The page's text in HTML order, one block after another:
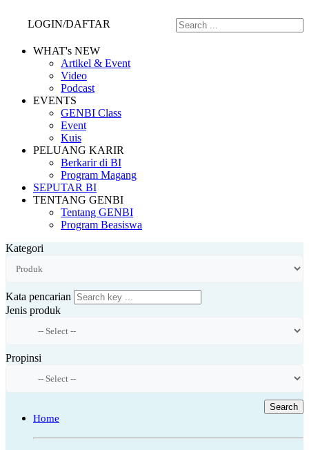
LOGIN/DAFTAR
WHAT's NEW
Artikel & Event
Video
Podcast
EVENTS
GENBI Class
Event
Kuis
PELUANG KARIR
Berkarir di BI
Program Magang
SEPUTAR BI
TENTANG GENBI
Tentang GENBI
Program Beasiswa
Kategori
Kata pencarian
Jenis produk
Propinsi
Search
Home